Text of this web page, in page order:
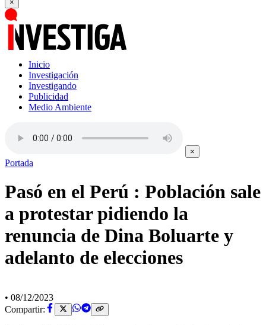
×
Inicio
Investigación
Investigando
Publicidad
Medio Ambiente
×
Portada
Pasó en el Perú : Población sale
a protestar pidiendo la
renuncia de Dina Boluarte y
adelanto de elecciones
• 08/12/2023
Compartir: